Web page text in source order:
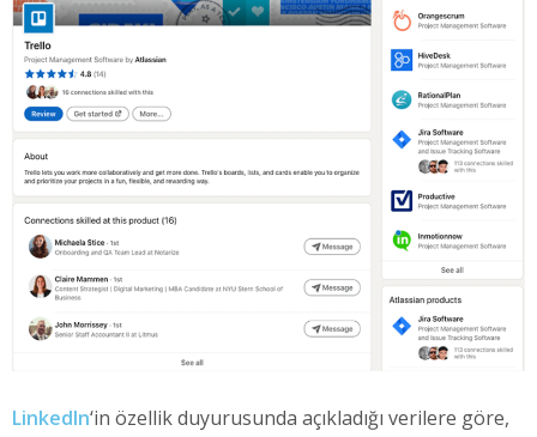
LinkedIn‘in özellik duyurusunda açıkladığı verilere göre,